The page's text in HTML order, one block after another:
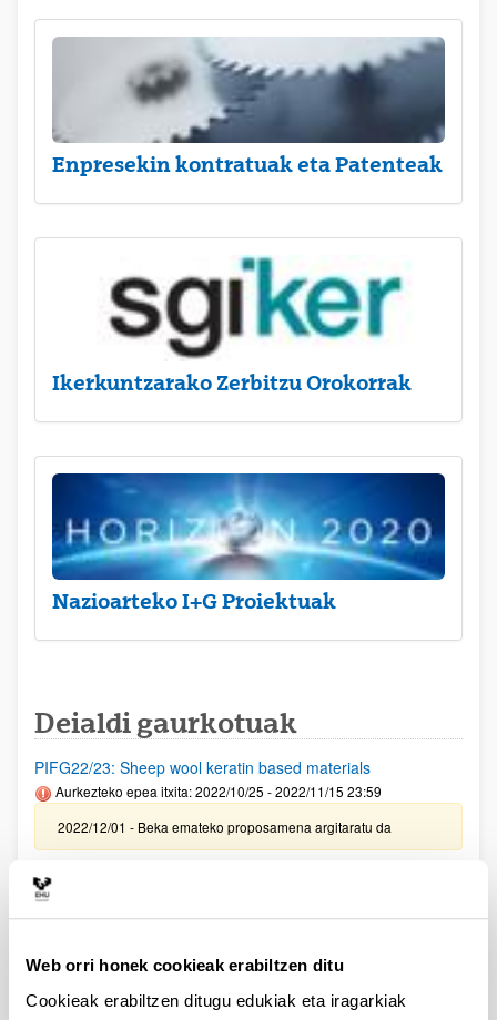
Web orri honek cookieak erabiltzen ditu
Cookieak erabiltzen ditugu edukiak eta iragarkiak
Enpresekin kontratuak eta Patenteak
Ikerkuntzarako Zerbitzu Orokorrak
Nazioarteko I+G Proiektuak
Deialdi gaurkotuak
PIFG22/23: Sheep wool keratin based materials
Aurkezteko epea itxita: 2022/10/25 - 2022/11/15 23:59
2022/12/01 - Beka emateko proposamena argitaratu da
PIFG22/25: “Superconducting circuits”
PIFG22/24: “Optical fiber sensors"
Aurkezteko epea itxita: 2022/10/27 - 2022/11/18 23:59